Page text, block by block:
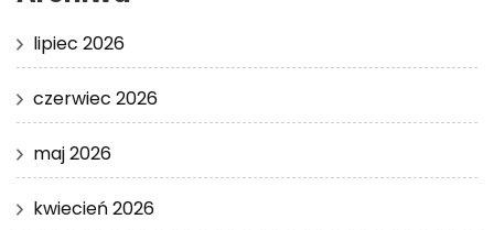
lipiec 2026
czerwiec 2026
maj 2026
kwiecień 2026